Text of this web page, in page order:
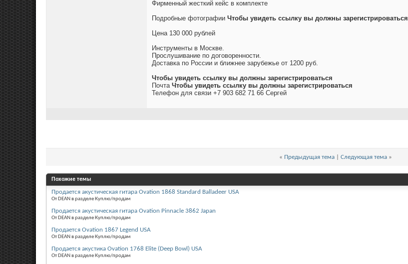
Фирменный жесткий кейс в комплекте
Подробные фотографии Чтобы увидеть ссылку вы должны зарегистрироваться
Цена 130 000 рублей
Инструменты в Москве.
Прослушивание по договоренности.
Доставка по России и ближнее зарубежье от 1200 руб.
Чтобы увидеть ссылку вы должны зарегистрироваться
Почта Чтобы увидеть ссылку вы должны зарегистрироваться
Телефон для связи +7 903 682 71 66 Сергей
« Предыдущая тема Следующая тема »
Похожие темы
Продается акустическая гитара Ovation 1868 Standard Balladeer USA
От DEAN в разделе Куплю/продам
Продается акустическая гитара Ovation Pinnacle 3862 Japan
От DEAN в разделе Куплю/продам
Продается Ovation 1867 Legend USA
От DEAN в разделе Куплю/продам
Продается акустика Ovation 1768 Elite (Deep Bowl) USA
От DEAN в разделе Куплю/продам